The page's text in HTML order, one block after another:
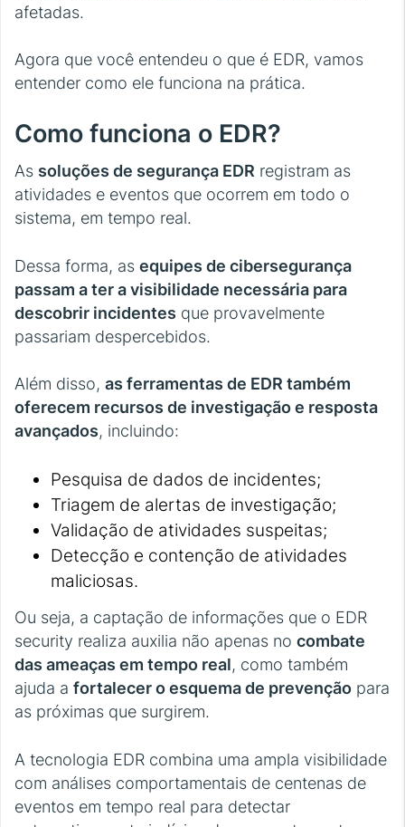
afetadas.
Agora que você entendeu o que é EDR, vamos
entender como ele funciona na prática.
Como funciona o EDR?
As soluções de segurança EDR registram as
atividades e eventos que ocorrem em todo o
sistema, em tempo real.
Dessa forma, as equipes de cibersegurança
passam a ter a visibilidade necessária para
descobrir incidentes que provavelmente
passariam despercebidos.
Além disso, as ferramentas de EDR também
oferecem recursos de investigação e resposta
avançados, incluindo:
Pesquisa de dados de incidentes;
Triagem de alertas de investigação;
Validação de atividades suspeitas;
Detecção e contenção de atividades
maliciosas.
Ou seja, a captação de informações que o EDR
security realiza auxilia não apenas no combate
das ameaças em tempo real, como também
ajuda a fortalecer o esquema de prevenção para
as próximas que surgirem.
A tecnologia EDR combina uma ampla visibilidade
com análises comportamentais de centenas de
eventos em tempo real para detectar